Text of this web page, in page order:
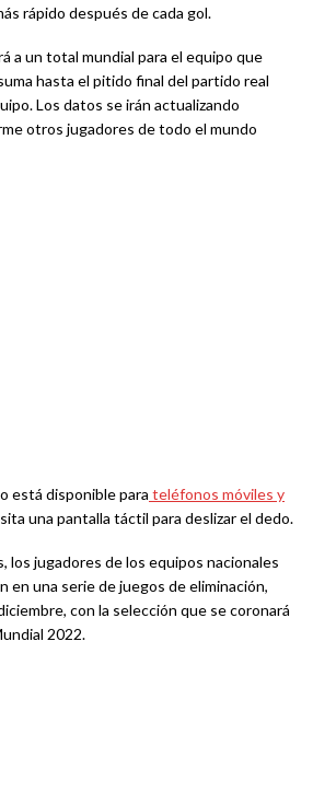
rápido después de cada gol.
a un total mundial para el equipo que
hasta el pitido final del partido real
Los datos se irán actualizando
otros jugadores de todo el mundo
está disponible para teléfonos móviles y
una pantalla táctil para deslizar el dedo.
los jugadores de los equipos nacionales
en una serie de juegos de eliminación,
con la selección que se coronará
2022.